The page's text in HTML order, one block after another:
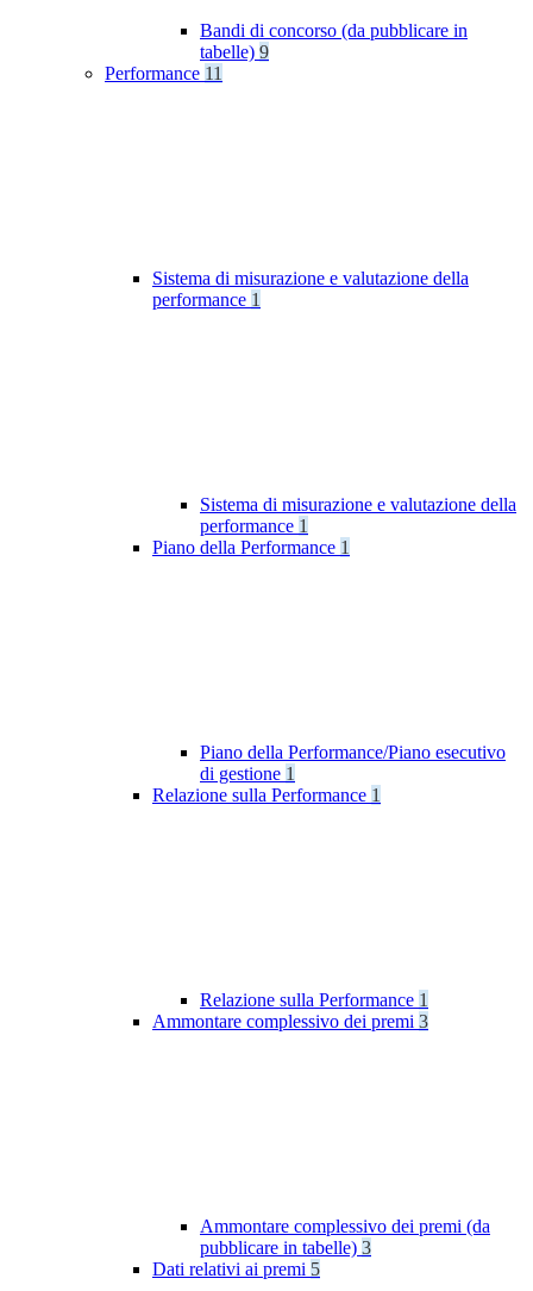
Bandi di concorso (da pubblicare in
tabelle) 9
Performance 11
Sistema di misurazione e valutazione della
performance 1
Sistema di misurazione e valutazione della
performance 1
Piano della Performance 1
Piano della Performance/Piano esecutivo
di gestione 1
Relazione sulla Performance 1
Relazione sulla Performance 1
Ammontare complessivo dei premi 3
Ammontare complessivo dei premi (da
pubblicare in tabelle) 3
Dati relativi ai premi 5